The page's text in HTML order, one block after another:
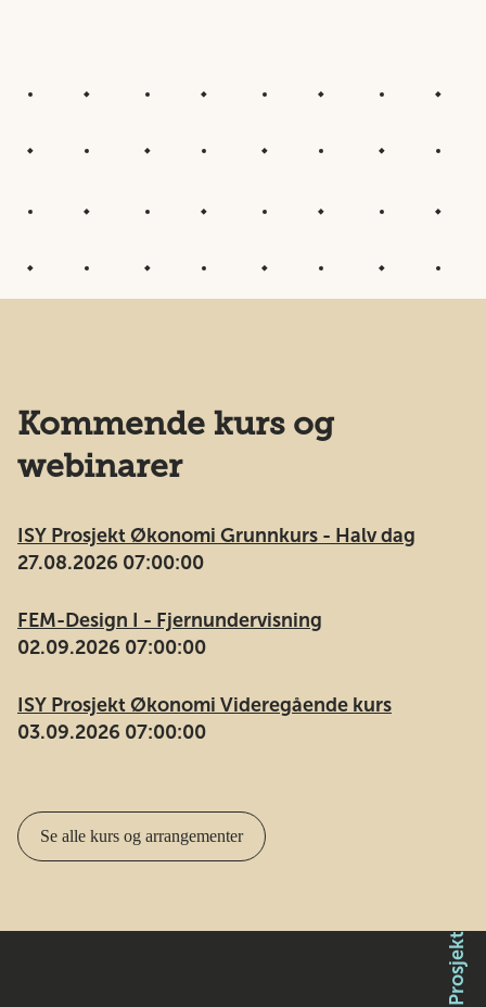
Kommende kurs og
webinarer
ISY Prosjekt Økonomi Grunnkurs - Halv dag
27.08.2026 07:00:00
FEM-Design I - Fjernundervisning
02.09.2026 07:00:00
ISY Prosjekt Økonomi Videregående kurs
03.09.2026 07:00:00
Se alle kurs og arrangementer
Prosjekt